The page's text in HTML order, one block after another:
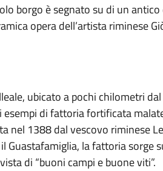
borgo è segnato su di un
opera dell’artista riminese
ubicato a pochi chilometri
esempi di fattoria fortificata
nel 1388 dal vescovo riminese
Guastafamiglia, la fattoria sorge
di “buoni campi e buone viti”.